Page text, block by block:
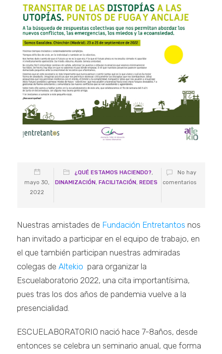
mayo 30,
2022
¿QUÉ ESTAMOS HACIENDO?,
DINAMIZACIÓN, FACILITACIÓN, REDES
No hay
comentarios
Nuestras amistades de Fundación Entretantos nos
han invitado a participar en el equipo de trabajo, en
el que también participan nuestras admiradas
colegas deAltekio para organizar la
Escuelaboratorio 2022, una cita importantísima,
pues tras los dos años de pandemia vuelve a la
presencialidad.
ESCUELABORATORIO nació hace 7-8años, desde
entonces se celebra un seminario anual, que forma